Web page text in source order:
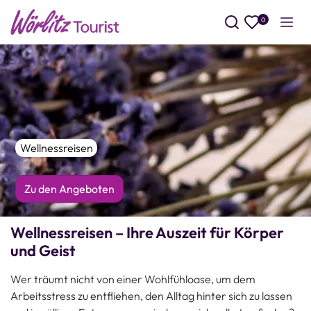
0
Wellnessreisen
Zu den Angeboten
Wellnessreisen – Ihre Auszeit für Körper
und Geist
Wer träumt nicht von einer Wohlfühloase, um dem
Arbeitsstress zu entfliehen, den Alltag hinter sich zu lassen